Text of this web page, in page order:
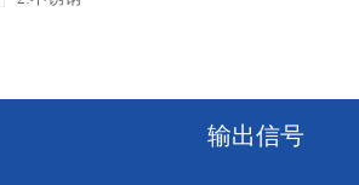
输出信号